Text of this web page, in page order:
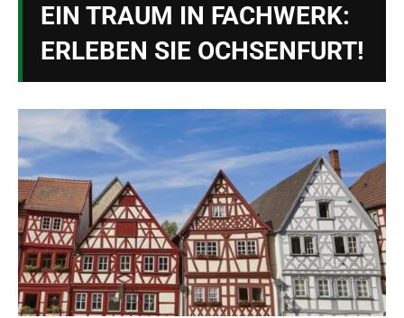
EIN TRAUM IN FACHWERK:
ERLEBEN SIE OCHSENFURT!